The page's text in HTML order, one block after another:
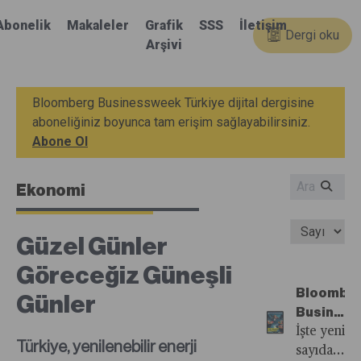
Makaleler
Grafik
Arşivi
SSS İletişim
Dergi oku
Bloomberg Businessweek Türkiye dijital dergisine
aboneliğiniz boyunca tam erişim sağlayabilirsiniz.
Abone Ol
Ekonomi
Güzel Günler
Göreceğiz Güneşli
Günler
Türkiye, yenilenebilir enerji
67.
İşte yeni
sayıdan